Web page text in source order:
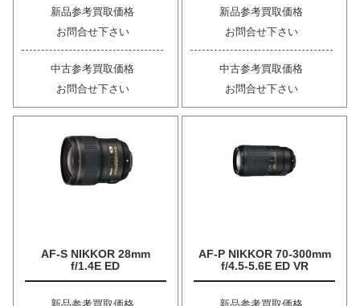
新品参考買取価格
お問合せ下さい
中古参考買取価格
お問合せ下さい
新品参考買取価格
お問合せ下さい
中古参考買取価格
お問合せ下さい
AF-S NIKKOR 28mm
f/1.4E ED
AF-P NIKKOR 70-300mm
f/4.5-5.6E ED VR